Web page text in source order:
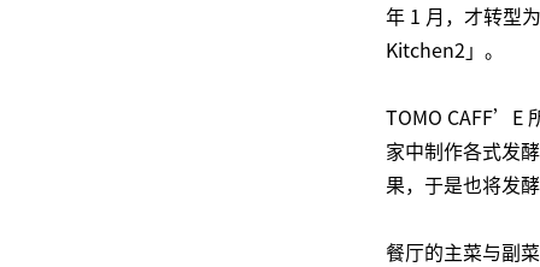
年 1 月，才转型
Kitchen2」。
TOMO CAFF’E
家中制作各式发
果，于是也将发
餐厅的主菜与副